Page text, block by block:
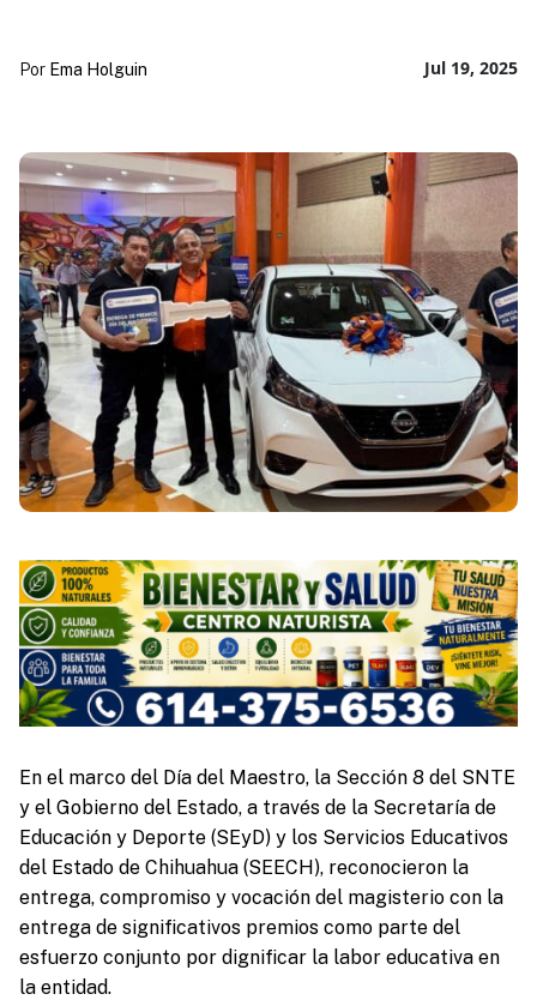
Jul 19, 2025
Por Ema Holguin
En el marco del Día del Maestro, la Sección 8 del SNTE
y el Gobierno del Estado, a través de la Secretaría de
Educación y Deporte (SEyD) y los Servicios Educativos
del Estado de Chihuahua (SEECH), reconocieron la
entrega, compromiso y vocación del magisterio con la
entrega de significativos premios como parte del
esfuerzo conjunto por dignificar la labor educativa en
la entidad.